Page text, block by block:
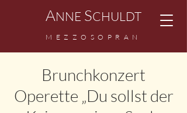
ANNE SCHULDT
M EZZOSOPRAN
Brunchkonzert
Operette „Du sollst der